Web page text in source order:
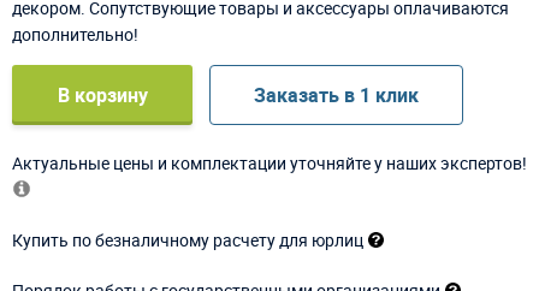
декором. Сопутствующие товары и аксессуары оплачиваются
дополнительно!
В корзину Заказать в 1 клик
Актуальные цены и комплектации уточняйте у наших экспертов!
Купить по безналичному расчету для юрлиц